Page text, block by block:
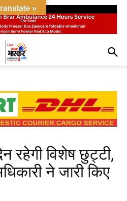
रहेगी विशेष छुट्टी,
ने जारी किए
»